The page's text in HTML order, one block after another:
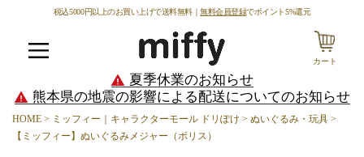
税込5000円以上のお買い上げで送料無料｜無料会員登録でポイント5%還元
カート
夏季休業のお知らせ
熊本県の地震の影響による配送についてのお知らせ
HOME ミッフィー｜キャラクターモール ドリぽけ
ぬいぐるみ・玩具
【ミッフィー】ぬいぐるみメジャー（ボリス）